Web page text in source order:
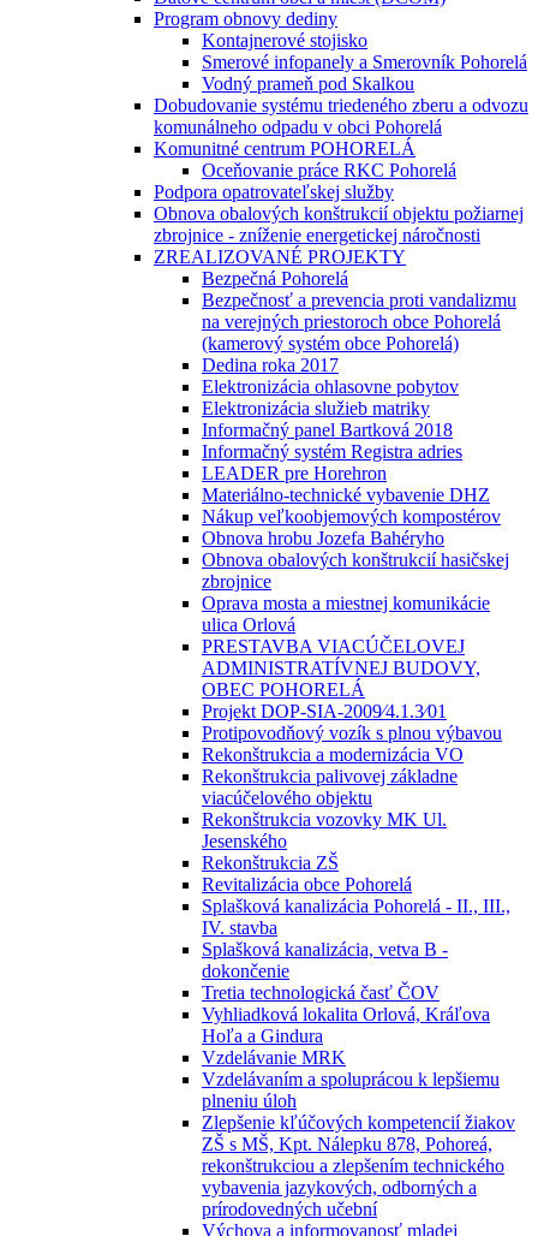
Program obnovy dediny
Kontajnerové stojisko
Smerové infopanely a Smerovník Pohorelá
Vodný prameň pod Skalkou
Dobudovanie systému triedeného zberu a odvozu
komunálneho odpadu v obci Pohorelá
Komunitné centrum POHORELÁ
Oceňovanie práce RKC Pohorelá
Podpora opatrovateľskej služby
Obnova obalových konštrukcií objektu požiarnej
zbrojnice - zníženie energetickej náročnosti
ZREALIZOVANÉ PROJEKTY
Bezpečná Pohorelá
Bezpečnosť a prevencia proti vandalizmu
na verejných priestoroch obce Pohorelá
(kamerový systém obce Pohorelá)
Dedina roka 2017
Elektronizácia ohlasovne pobytov
Elektronizácia služieb matriky
Informačný panel Bartková 2018
Informačný systém Registra adries
LEADER pre Horehron
Materiálno-technické vybavenie DHZ
Nákup veľkoobjemových kompostérov
Obnova hrobu Jozefa Bahéryho
Obnova obalových konštrukcií hasičskej
zbrojnice
Oprava mosta a miestnej komunikácie
ulica Orlová
PRESTAVBA VIACÚČELOVEJ
ADMINISTRATÍVNEJ BUDOVY,
OBEC POHORELÁ
Projekt DOP-SIA-2009⁄4.1.3⁄01
Protipovodňový vozík s plnou výbavou
Rekonštrukcia a modernizácia VO
Rekonštrukcia palivovej základne
viacúčelového objektu
Rekonštrukcia vozovky MK Ul.
Jesenského
Rekonštrukcia ZŠ
Revitalizácia obce Pohorelá
Splašková kanalizácia Pohorelá - II., III.,
IV. stavba
Splašková kanalizácia, vetva B -
dokončenie
Tretia technologická časť ČOV
Vyhliadková lokalita Orlová, Kráľova
Hoľa a Gindura
Vzdelávanie MRK
Vzdelávaním a spoluprácou k lepšiemu
plneniu úloh
Zlepšenie kľúčových kompetencií žiakov
ZŠ s MŠ, Kpt. Nálepku 878, Pohoreá,
rekonštrukciou a zlepšením technického
vybavenia jazykových, odborných a
prírodovedných učební
Výchova a informovanosť mladej